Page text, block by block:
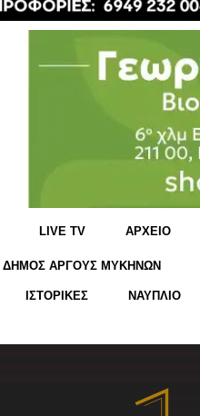
LIVE TV ΑΡΧΕΙΟ
ΔΗΜΟΣ ΑΡΓΟΥΣ ΜΥΚΗΝΩΝ
ΙΣΤΟΡΙΚΕΣ ΝΑΥΠΛΙΟ